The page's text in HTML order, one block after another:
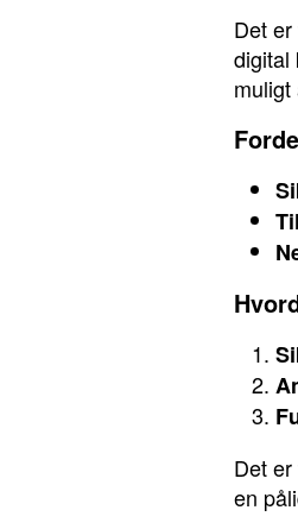
Det
digital
Det
en